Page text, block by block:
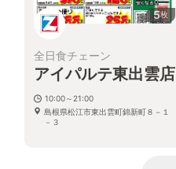
5枚
全日食チェーン
アイパルテ東出雲店
10:00～21:00
島根県松江市東出雲町錦新町８－１
－３